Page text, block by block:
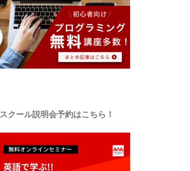
スクール説明会予約はこちら！